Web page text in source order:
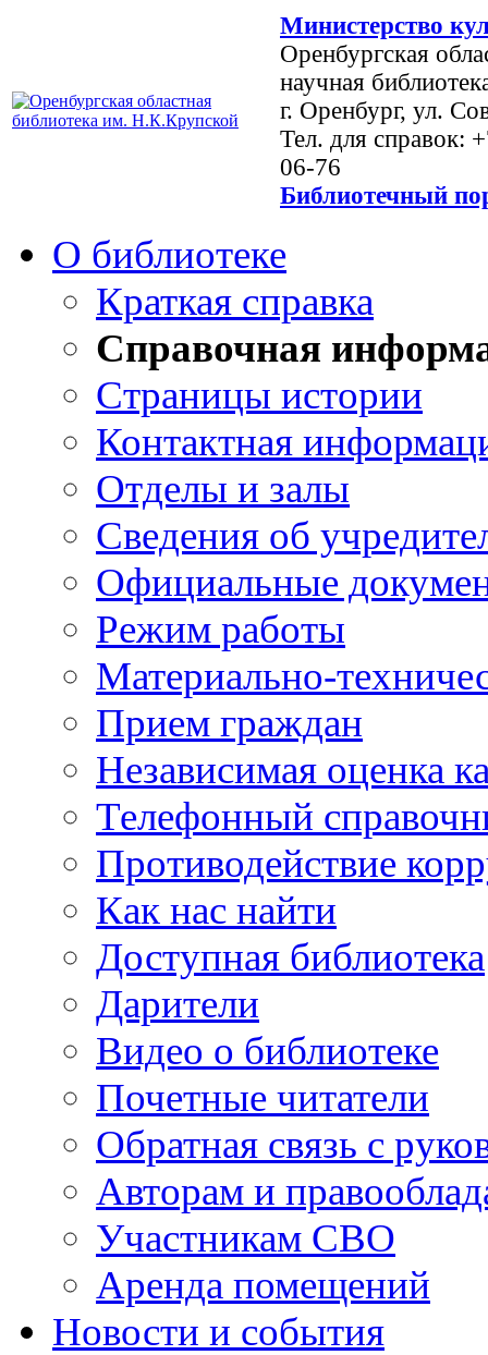
Министерство
Оренбургская
научная
г. Оренбург, ул.
Тел. для справок:
06-76
Библиотечный
О библиотеке
Краткая справка
Справочная
Страницы истории
Контактная
Отделы и залы
Сведения об
Официальные
Режим работы
Материально-
Прием граждан
Независимая оценка
Телефонный
Противодействие
Как нас найти
Доступная библиотека
Дарители
Видео о библиотеке
Почетные читатели
Обратная связь с
Авторам и
Участникам СВО
Аренда помещений
Новости и события